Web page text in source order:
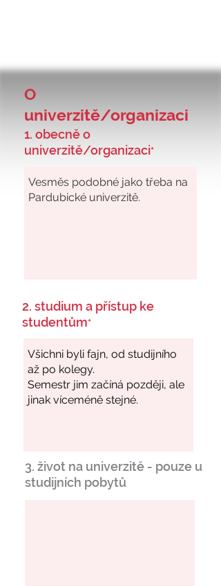
O
univerzitě/organizaci
1. obecně o
univerzitě/organizaci*
2. studium a přístup ke
studentům*
3. život na univerzitě - pouze u
studijních pobytů